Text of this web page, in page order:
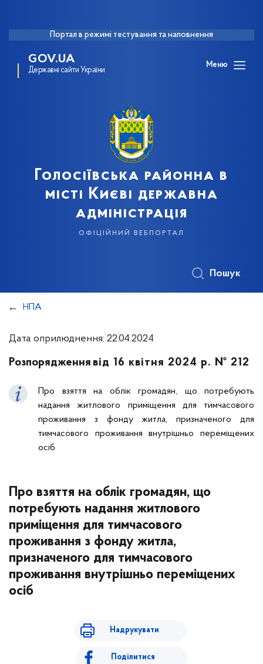
Портал в режимі тестування та наповнення
GOV.UA
Державні сайти України
Меню
Голосіївська районна в
місті Києві державна
адміністрація
офіційний вебпортал
Пошук
НПА
Дата оприлюднення: 22.04.2024
Розпорядження від 16 квітня 2024 р. № 212
Про взяття на облік громадян, що потребують
надання житлового приміщення для тимчасового
проживання з фонду житла, призначеного для
тимчасового проживання внутрішньо переміщених
осіб
Про взяття на облік громадян, що
потребують надання житлового
приміщення для тимчасового
проживання з фонду житла,
призначеного для тимчасового
проживання внутрішньо переміщених
осіб
Надрукувати
Поділитися